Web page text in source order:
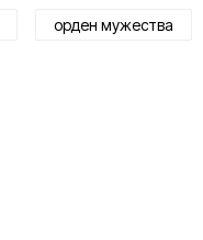
орден мужества